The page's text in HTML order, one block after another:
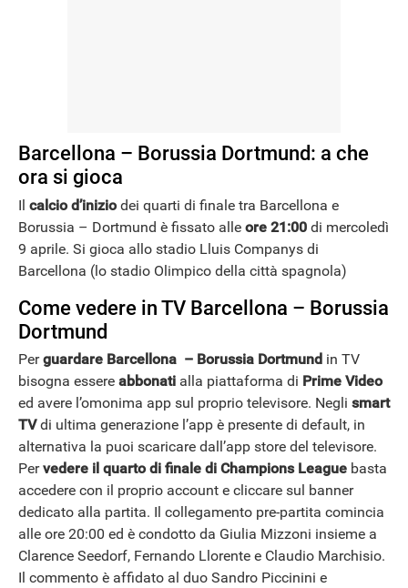
Barcellona – Borussia Dortmund: a che
ora si gioca
Il calcio d’iniziodei quarti di finale tra Barcellona e
Borussia – Dortmund è fissato alle ore 21:00 di mercoledì
9 aprile. Si gioca allo stadio Lluis Companys di
Barcellona (lo stadio Olimpico della città spagnola)
Come vedere in TV Barcellona – Borussia
Dortmund
Perguardare Barcellona – Borussia Dortmund in TV
bisogna essere abbonati alla piattaforma di Prime Video
ed avere l’omonima app sul proprio televisore. Negli smart
TVdi ultima generazione l’app è presente di default, in
alternativa la puoi scaricare dall’app store del televisore.
Pervedere il quarto di finale di Champions League basta
accedere con il proprio account e cliccare sul banner
dedicato alla partita. Il collegamento pre-partita comincia
alle ore 20:00 ed è condotto da Giulia Mizzoni insieme a
Clarence Seedorf, Fernando Llorente e Claudio Marchisio.
Il commento è affidato al duo Sandro Piccinini e